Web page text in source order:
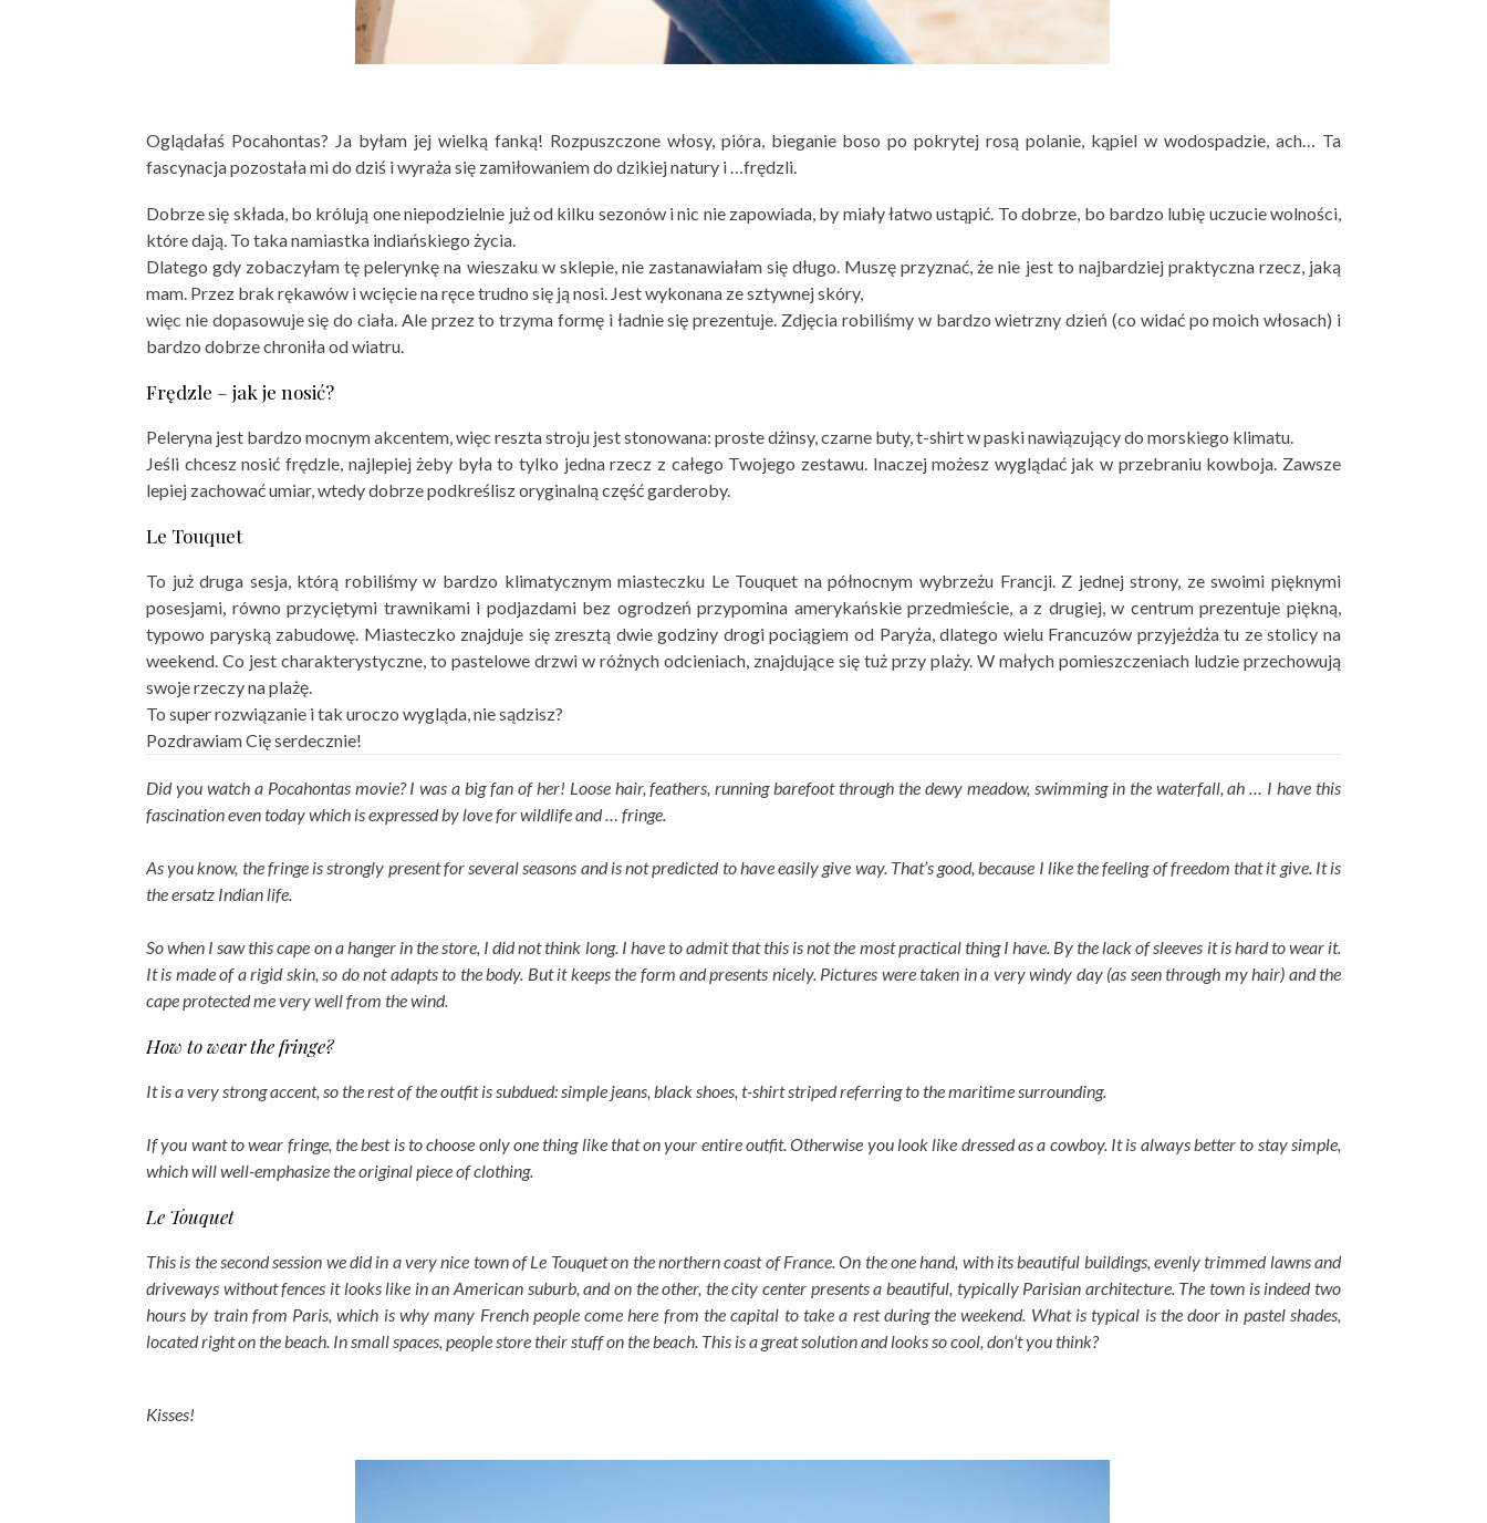
Oglądałaś Pocahontas? Ja byłam jej wielką fanką! Rozpuszczone włosy, pióra, bieganie boso po pokrytej rosą polanie, kąpiel w wodospadzie, ach… Ta
fascynacja pozostała mi do dziś i wyraża się zamiłowaniem do dzikiej natury i …frędzli.
Dobrze się składa, bo królują one niepodzielnie już od kilku sezonów i nic nie zapowiada, by miały łatwo ustąpić. To dobrze, bo bardzo lubię uczucie wolności,
które dają. To taka namiastka indiańskiego życia.
Dlatego gdy zobaczyłam tę pelerynkę na wieszaku w sklepie, nie zastanawiałam się długo. Muszę przyznać, że nie jest to najbardziej praktyczna rzecz, jaką
mam. Przez brak rękawów i wcięcie na ręce trudno się ją nosi. Jest wykonana ze sztywnej skóry,
więc nie dopasowuje się do ciała. Ale przez to trzyma formę i ładnie się prezentuje. Zdjęcia robiliśmy w bardzo wietrzny dzień (co widać po moich włosach) i
bardzo dobrze chroniła od wiatru.
Frędzle – jak je nosić?
Peleryna jest bardzo mocnym akcentem, więc reszta stroju jest stonowana: proste dżinsy, czarne buty, t-shirt w paski nawiązujący do morskiego klimatu.
Jeśli chcesz nosić frędzle, najlepiej żeby była to tylko jedna rzecz z całego Twojego zestawu. Inaczej możesz wyglądać jak w przebraniu kowboja. Zawsze
lepiej zachować umiar, wtedy dobrze podkreślisz oryginalną część garderoby.
Le Touquet
To już druga sesja, którą robiliśmy w bardzo klimatycznym miasteczku Le Touquet na północnym wybrzeżu Francji. Z jednej strony, ze swoimi pięknymi
posesjami, równo przyciętymi trawnikami i podjazdami bez ogrodzeń przypomina amerykańskie przedmieście, a z drugiej, w centrum prezentuje piękną,
typowo paryską zabudowę. Miasteczko znajduje się zresztą dwie godziny drogi pociągiem od Paryża, dlatego wielu Francuzów przyjeżdża tu ze stolicy na
weekend. Co jest charakterystyczne, to pastelowe drzwi w różnych odcieniach, znajdujące się tuż przy plaży. W małych pomieszczeniach ludzie przechowują
swoje rzeczy na plażę.
To super rozwiązanie i tak uroczo wygląda, nie sądzisz?
Pozdrawiam Cię serdecznie!
Did you watch a Pocahontas movie? I was a big fan of her! Loose hair, feathers, running barefoot through the dewy meadow, swimming in the waterfall, ah … I have this
fascination even today which is expressed by love for wildlife and … fringe.
As you know, the fringe is strongly present for several seasons and is not predicted to have easily give way. That’s good, because I like the feeling of freedom that it give. It is
the ersatz Indian life.
So when I saw this cape on a hanger in the store, I did not think long. I have to admit that this is not the most practical thing I have. By the lack of sleeves it is hard to wear it.
It is made of a rigid skin, so do not adapts to the body. But it keeps the form and presents nicely. Pictures were taken in a very windy day (as seen through my hair) and the
cape protected me very well from the wind.
How to wear the fringe?
It is a very strong accent, so the rest of the outfit is subdued: simple jeans, black shoes, t-shirt striped referring to the maritime surrounding.
If you want to wear fringe, the best is to choose only one thing like that on your entire outfit. Otherwise you look like dressed as a cowboy. It is always better to stay simple,
which will well-emphasize the original piece of clothing.
Le Touquet
This is the second session we did in a very nice town of Le Touquet on the northern coast of France. On the one hand, with its beautiful buildings, evenly trimmed lawns and
driveways without fences it looks like in an American suburb, and on the other, the city center presents a beautiful, typically Parisian architecture. The town is indeed two
hours by train from Paris, which is why many French people come here from the capital to take a rest during the weekend. What is typical is the door in pastel shades,
located right on the beach. In small spaces, people store their stuff on the beach. This is a great solution and looks so cool, don‘t you think?
Kisses!